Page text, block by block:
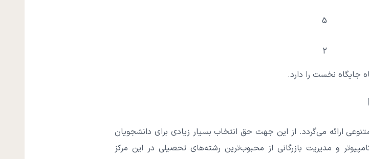
5
2
جایگاه نخست را دارد.
ارائه می‌گردد. از این جهت حق انتخاب بسیار زیادی برای دانشجویان
و مدیریت بازرگانی از محبوب‌ترین رشته‌های تحصیلی در این مرکز